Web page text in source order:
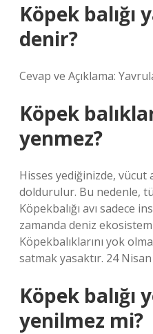
Köpek balığı
denir?
Cevap ve Açıklama:
Köpek
yenmez?
Hisses yediğinizde, vücut
doldurulur. Bu nedenle,
Köpekbalığı avı sadece
zamanda deniz
Köpekbalıklarını yok
satmak yasaktır. 24
Köpek balığı
yenilmez mi?